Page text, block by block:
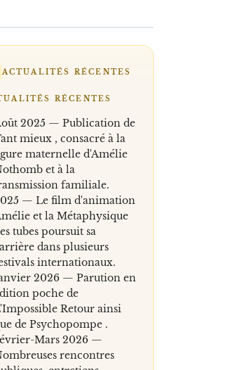
ACTUALITÉS RÉCENTES
RÉCENTES
2025 — Publication de
mieux , consacré à la
maternelle d'Amélie
et à la
familiale.
— Le film d'animation
et la Métaphysique
tubes poursuit sa
dans plusieurs
internationaux.
2026 — Parution en
poche de
Retour ainsi
de Psychopompe .
Mars 2026 —
rencontres